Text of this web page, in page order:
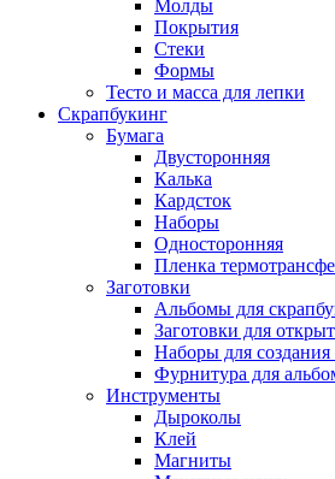
Молды
Покрытия
Стеки
Формы
Тесто и масса для лепки
Скрапбукинг
Бумага
Двусторонняя
Калька
Кардсток
Наборы
Односторонняя
Пленка
Заготовки
Альбомы для
Заготовки для
Наборы для
Фурнитура для
Инструменты
Дыроколы
Клей
Магниты